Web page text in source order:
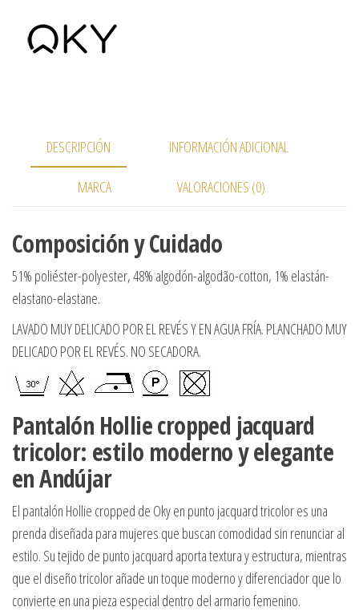
DESCRIPCIÓN INFORMACIÓN ADICIONAL
MARCA VALORACIONES (0)
Composición y Cuidado
51% poliéster-polyester, 48% algodón-algodão-cotton, 1% elastán-
elastano-elastane.
LAVADO MUY DELICADO POR EL REVÉS Y EN AGUA FRÍA. PLANCHADO MUY
DELICADO POR EL REVÉS. NO SECADORA.
Pantalón Hollie cropped jacquard
tricolor: estilo moderno y elegante
en Andújar
El pantalón Hollie cropped de Oky en punto jacquard tricolor es una
prenda diseñada para mujeres que buscan comodidad sin renunciar al
estilo. Su tejido de punto jacquard aporta textura y estructura, mientras
que el diseño tricolor añade un toque moderno y diferenciador que lo
convierte en una pieza especial dentro del armario femenino.